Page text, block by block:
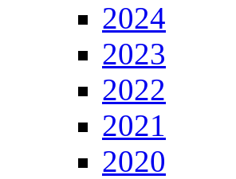
2024
2023
2022
2021
2020